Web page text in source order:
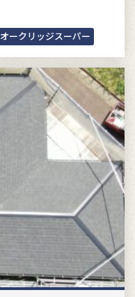
オークリッジスーパー